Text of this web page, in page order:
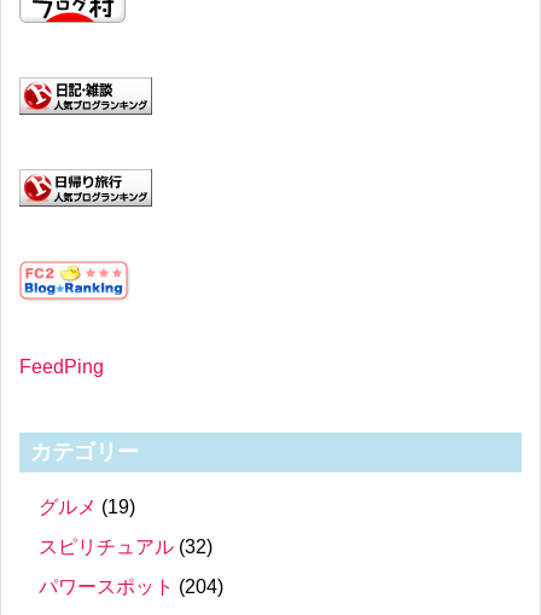
FeedPing
カテゴリー
グルメ (19)
スピリチュアル (32)
パワースポット (204)